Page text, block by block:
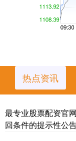
热点资讯
最专业股票配资官
回条件的提示性公